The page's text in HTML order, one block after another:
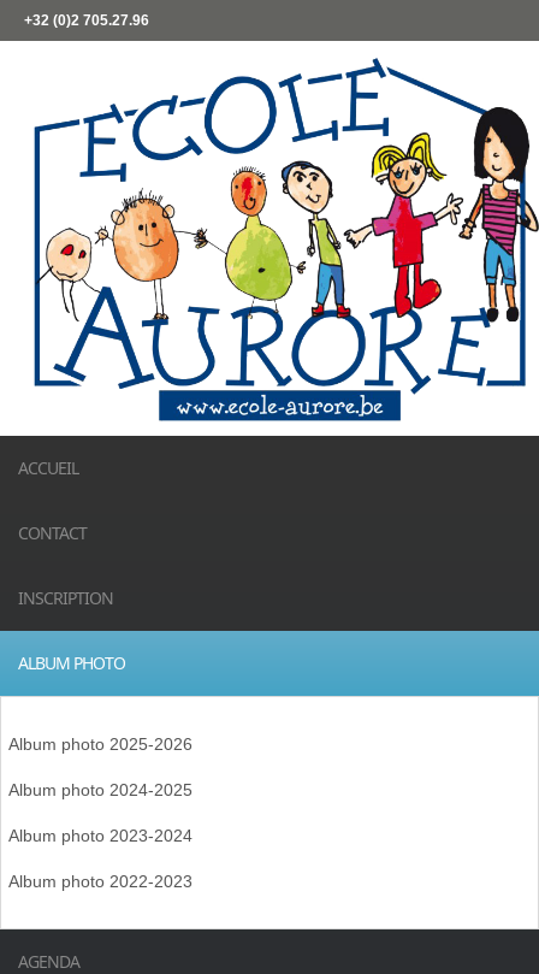
+32 (0)2 705.27.96
ACCUEIL
CONTACT
INSCRIPTION
ALBUM PHOTO
Album photo 2025-2026
Album photo 2024-2025
Album photo 2023-2024
Album photo 2022-2023
AGENDA